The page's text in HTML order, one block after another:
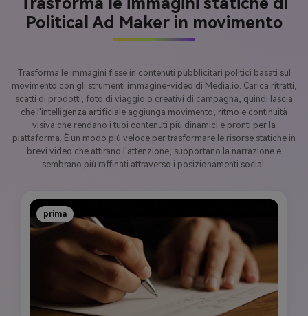
Political Ad Maker in movimento
Trasforma le immagini fisse in contenuti pubblicitari politici basati sul
movimento con gli strumenti immagine-video di Media.io. Carica ritratti,
scatti di prodotti, foto di viaggio o creativi di campagna, quindi lascia
che l'intelligenza artificiale aggiunga movimento, ritmo e continuità
visiva che rendano i tuoi contenuti più dinamici e pronti per la
piattaforma. È un modo più veloce per trasformare le risorse statiche in
brevi video che attirano l'attenzione, supportano la narrazione e
sembrano più raffinati attraverso i posizionamenti social.
prima